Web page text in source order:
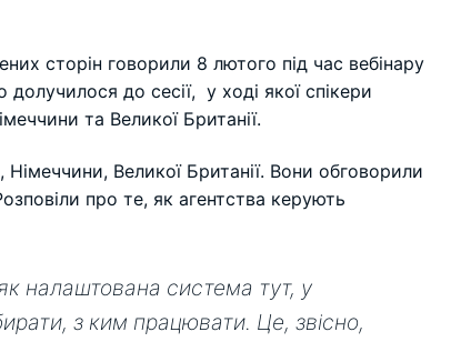
сторін говорили 8 лютого під час вебінару
до сесії, у ході якої спікери
та Великої Британії.
Великої Британії. Вони обговорили
про те, як агентства керують
налаштована система тут, у
з ким працювати. Це, звісно,